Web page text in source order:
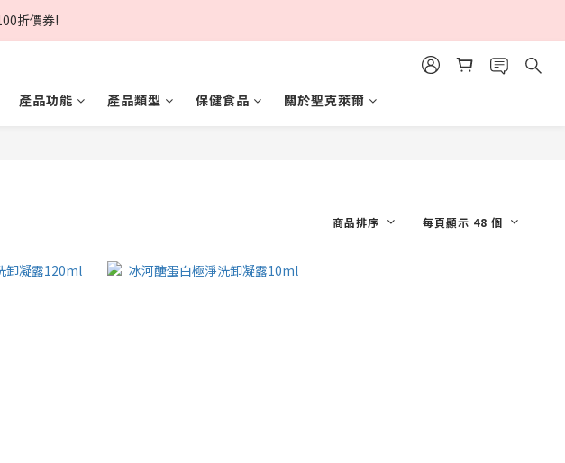
折$168❗
折價券!
$168❗
產品功能 產品類型 保健食品 關於聖克萊爾
商品排序 每頁顯示 48 個